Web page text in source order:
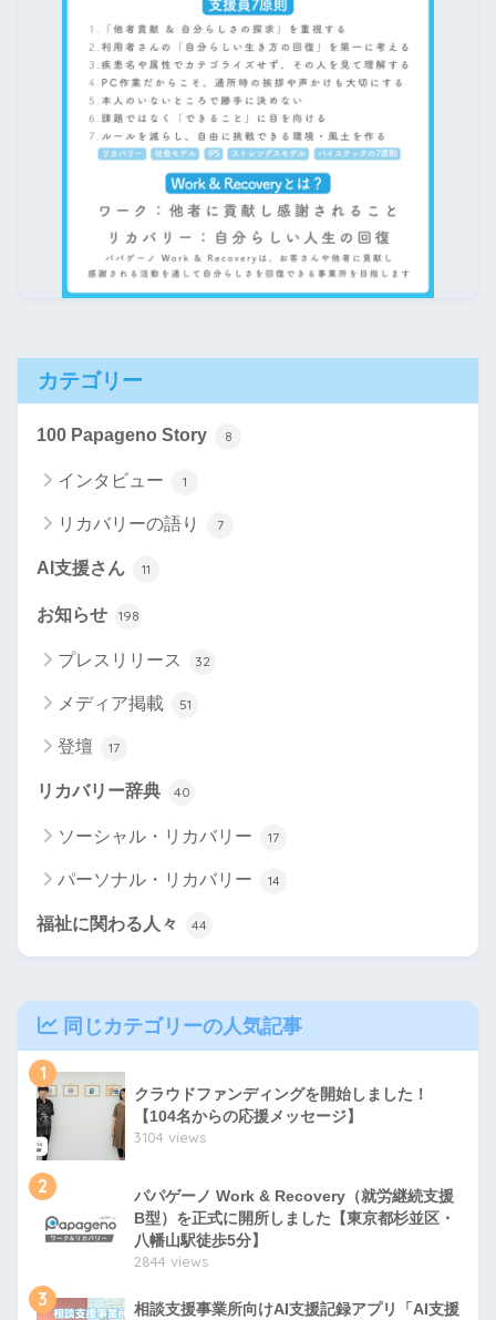
カテゴリー
100 Papageno Story 8
インタビュー 1
リカバリーの語り 7
AI支援さん 11
お知らせ 198
プレスリリース 32
メディア掲載 51
登壇 17
リカバリー辞典 40
ソーシャル・リカバリー 17
パーソナル・リカバリー 14
福祉に関わる人々 44
同じカテゴリーの人気記事
1
クラウドファンディングを開始しました！
【104名からの応援メッセージ】
3104 views
2
パパゲーノ Work & Recovery（就労継続支援
B型）を正式に開所しました【東京都杉並区・
八幡山駅徒歩5分】
2844 views
3 相談支援事業所向けAI支援記録アプリ「AI支援